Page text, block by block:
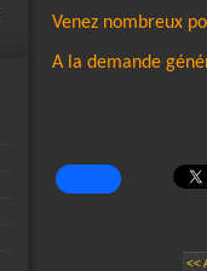
Venez nombreux
A la demande
<<